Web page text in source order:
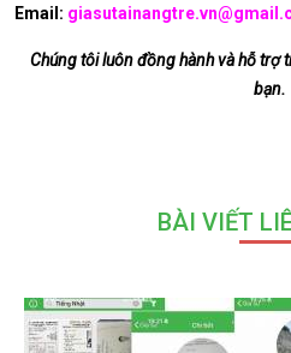
Email:
Chúng tôi luôn đồng hành và hỗ trợ
bạn.
BÀI VIẾT